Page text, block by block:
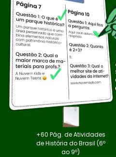
+60 Pág. de Atividades
de História do Brasil (6º
ao 9º)